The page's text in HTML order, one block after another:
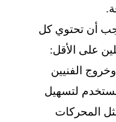
أن تحتوي كل
على الأقل:
الفنيين
يستخدم لتسهيل
المحركات